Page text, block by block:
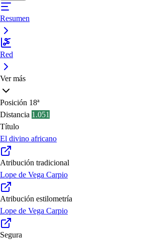
Resumen
Red
Ver más
Posición 18ª
Distancia 1.051
Título
El divino africano
Atribución tradicional
Lope de Vega Carpio
Atribución estilometría
Lope de Vega Carpio
Segura